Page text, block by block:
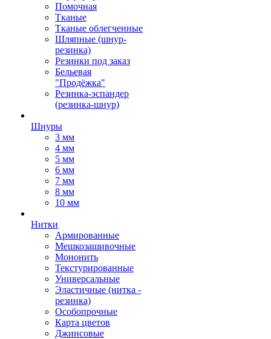
Помочная
Тканые
Тканые облегченные
Шляпные (шнур-
резинка)
Резинки под заказ
Бельевая
"Продёжка"
Резинка-эспандер
(резинка-шнур)
Шнуры
3 мм
4 мм
5 мм
6 мм
7 мм
8 мм
10 мм
Нитки
Армированные
Мешкозашивочные
Мононить
Текстурированные
Универсальные
Эластичные (нитка -
резинка)
Особопрочные
Карта цветов
Джинсовые